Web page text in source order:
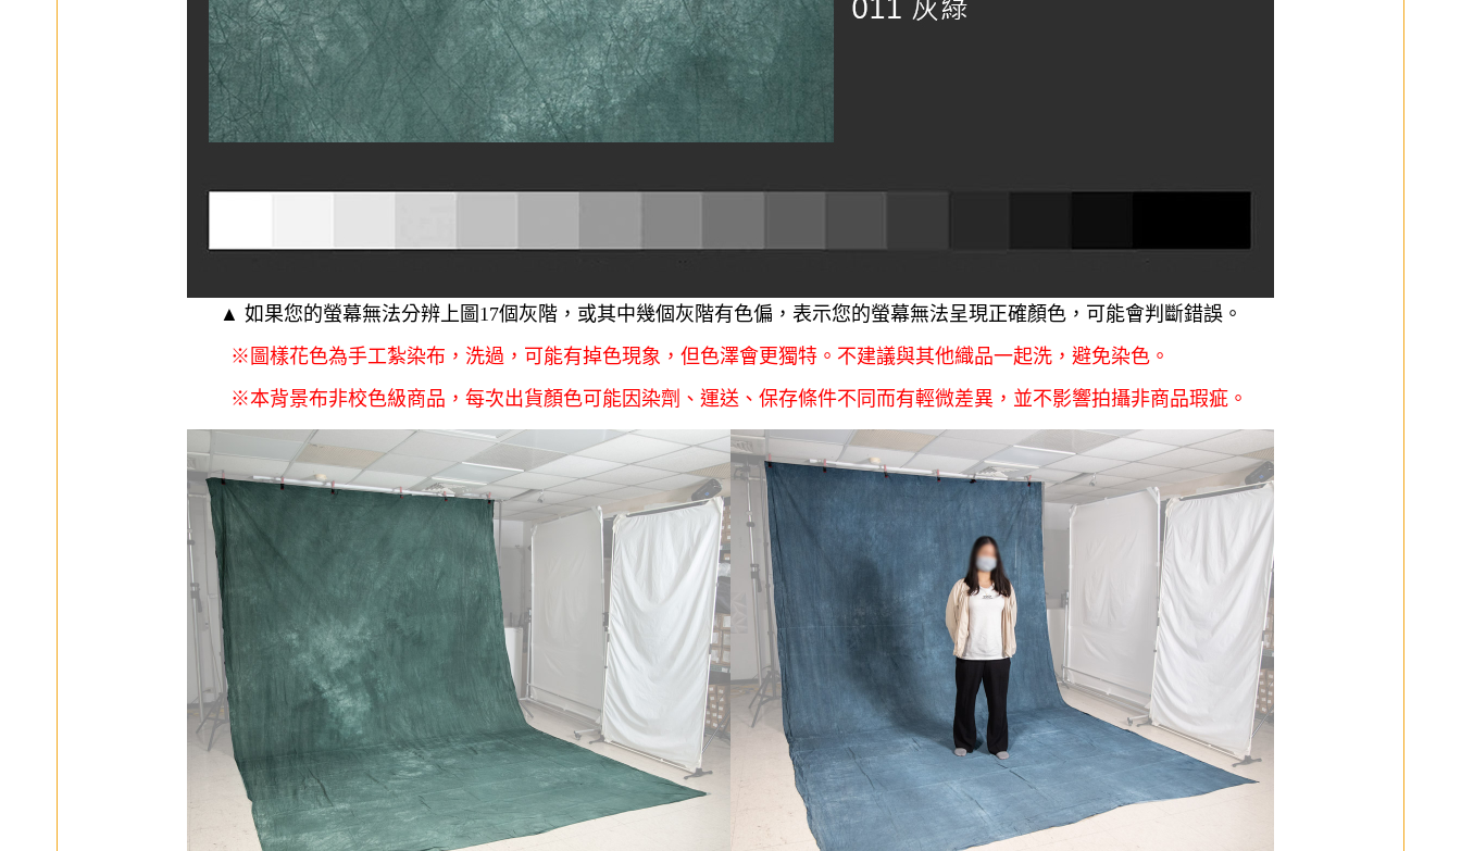
▲ 如果您的螢幕無法分辨上圖17個灰階，或其中幾個灰階有色偏，表示您的螢幕無法呈現正確顏色，可能會判斷錯誤。
※圖樣花色為手工紮染布，洗過，可能有掉色現象，但色澤會更獨特。不建議與其他織品一起洗，避免染色。
※本背景布非校色級商品，每次出貨顏色可能因染劑、運送、保存條件不同而有輕微差異，並不影響拍攝非商品瑕疵。